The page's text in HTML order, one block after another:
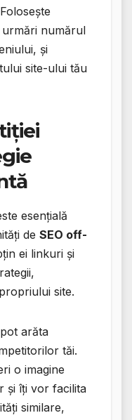
numărul
și
site-ului tău
esențială
de SEO off-
ei linkuri și
site.
arăta
tăi.
o imagine
și îți vor facilita
similare,